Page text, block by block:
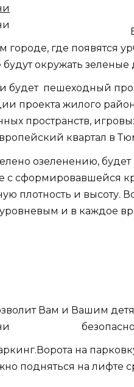
городе, где появятся
окружать зеленые
будет пешеходный
проекта жилого
пространств,
озеленению,
с сформировавшейся
плотность и высоту.
и в каждое
Вам и Вашим
на
подняться на лифте